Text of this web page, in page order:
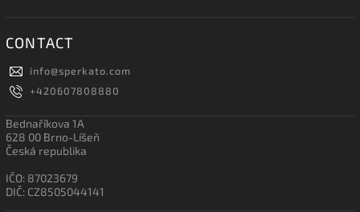
CONTACT
info@sperkato.com
+420607808880
Bednaříkova 1A
628 00 Brno-Líšeň
Česká republika
IČO: 87023679
DIČ: CZ8505044141